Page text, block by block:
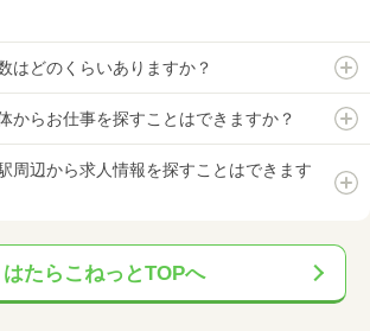
はどのくらいありますか？
からお仕事を探すことはできますか？
周辺から求人情報を探すことはできます
はたらこねっとTOPへ